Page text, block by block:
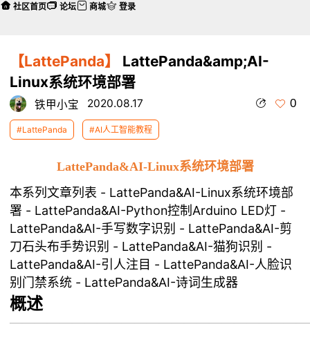
【LattePanda】
LattePanda&amp;AI-
Linux系统环境部署
铁甲小宝 2020.08.17 0
#LattePanda #AI人工智能教程
LattePanda&AI-Linux系统环境部署
本系列文章列表 - LattePanda&AI-Linux系统环境部
署 - LattePanda&AI-Python控制Arduino LED灯 -
LattePanda&AI-手写数字识别 - LattePanda&AI-剪
刀石头布手势识别 - LattePanda&AI-猫狗识别 -
LattePanda&AI-引人注目 - LattePanda&AI-人脸识
别门禁系统 - LattePanda&AI-诗词生成器
概述
社区首页 论坛 商城 登录